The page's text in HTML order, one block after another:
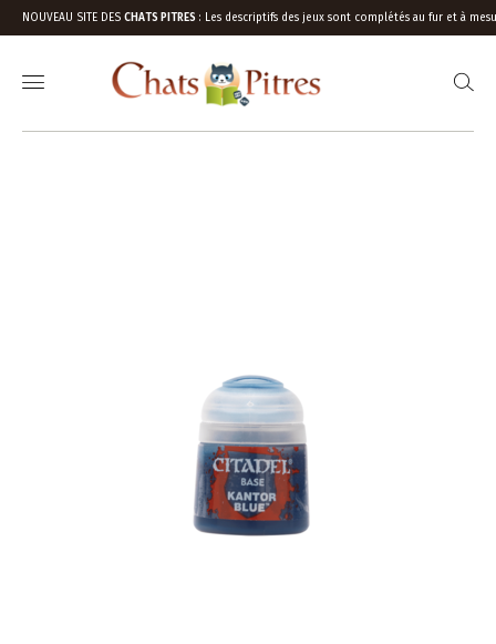
NOUVEAU SITE DES CHATS PITRES : Les descriptifs des jeux sont complétés au fur et à